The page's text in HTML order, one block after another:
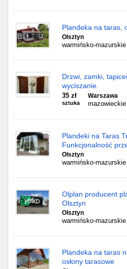
Plandeka na taras,
Olsztyn
warmińsko-mazurskie
Drzwi, zamki,
wyciszanie.
35 zł
sztuka
Warszawa
mazowieckie
Plandeki na Taras
Funkcjonalność
Olsztyn
warmińsko-mazurskie
Olplan producent
Olsztyn
Olsztyn
warmińsko-mazurskie
Plandeka na taras
osłony tarasowe